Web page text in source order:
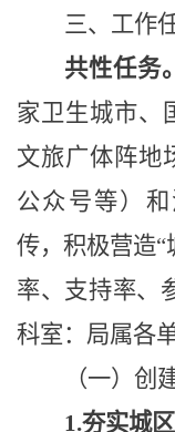
三、 工作
共性任务。
家卫生城市、
文旅广体阵地
公众号等）
传，积极营造“
率、支持率、
科室：局属各
（一）创
1.夯实城